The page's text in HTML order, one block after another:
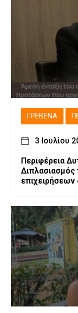
ΓΡΕΒΕΝΆ
3 Ιουλίου
Περιφέρεια
Διπλασιασμός πόρων